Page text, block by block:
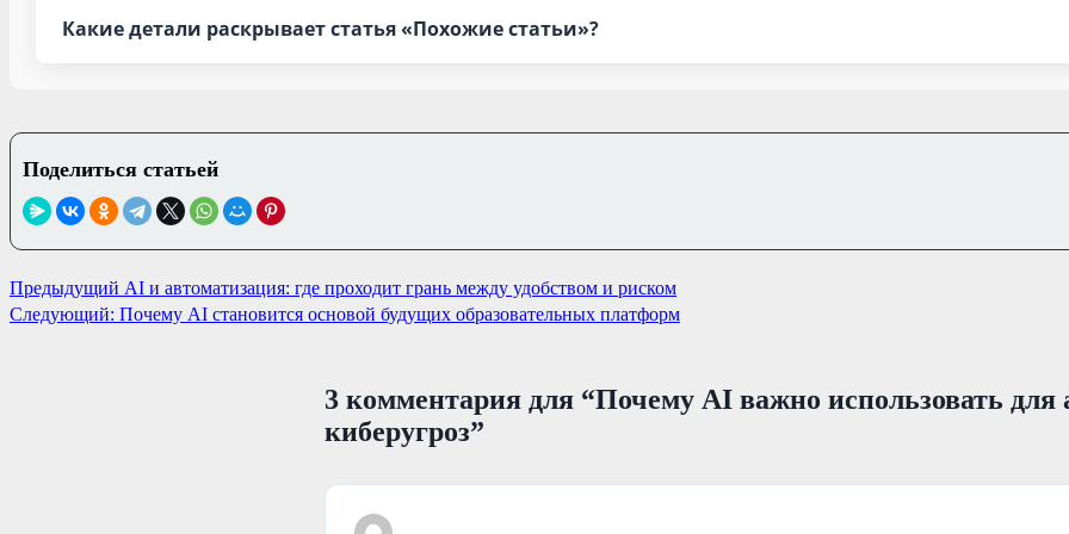
Какие детали раскрывает статья «Похожие статьи»?
Поделиться статьей
Навигация
по
Предыдущий AI и автоматизация: где проходит грань между удобством и риском
Следующий: Почему AI становится основой будущих образовательных платформ
3 комментария для “Почему AI важно использовать для
киберугроз”